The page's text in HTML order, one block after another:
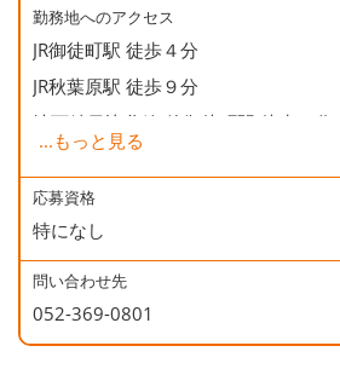
○誕生日会
勤務地へのアクセス
JR御徒町駅 徒歩４分
JR秋葉原駅 徒歩９分
地下鉄日比谷線 仲御徒町駅 徒歩２分
地下鉄銀座線 末広町駅 徒歩５分
地下鉄大江戸線 上野御徒町駅 徒歩５分
...もっと見る
応募資格
特になし
問い合わせ先
052-369-0801